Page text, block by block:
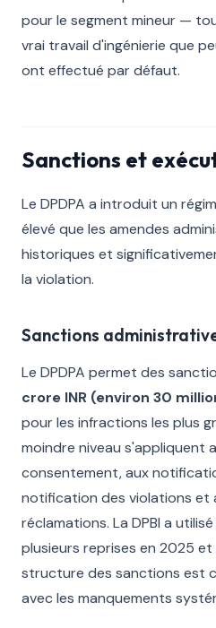
pour le segment mineur —
vrai travail d'ingénierie que
ont effectué par défaut.
Sanctions et
Le DPDPA a introduit un
élevé que les amendes
historiques et
la violation.
Sanctions
Le DPDPA permet des
crore INR (environ 30
pour les infractions les plus
moindre niveau s'appliquent
consentement, aux
notification des violations et
réclamations. La DPBI a
plusieurs reprises en 2025
structure des sanctions est
avec les manquements